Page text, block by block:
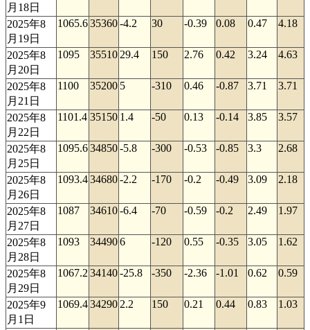
月18日
2025年8
月19日
1065.635360-4.2 30 -0.39 0.08 0.47 4.18
2025年8
月20日
1095 35510 29.4 150 2.76 0.42 3.24 4.63
2025年8
月21日
1100 35200 5 -310 0.46 -0.87 3.71 3.71
2025年8
月22日
1101.4 35150 1.4 -50 0.13 -0.14 3.85 3.57
2025年8
月25日
1095.634850-5.8 -300 -0.53 -0.85 3.3 2.68
2025年8
月26日
1093.434680-2.2 -170 -0.2 -0.49 3.09 2.18
2025年8
月27日
1087 34610-6.4 -70 -0.59 -0.2 2.49 1.97
2025年8
月28日
1093 344906 -120 0.55 -0.35 3.05 1.62
2025年8
月29日
1067.2 34140-25.8 -350 -2.36 -1.01 0.62 0.59
2025年9
月1日
1069.434290 2.2 150 0.21 0.44 0.83 1.03